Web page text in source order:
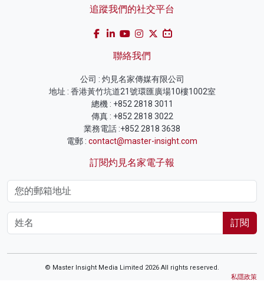
追蹤我們的社交平台
聯絡我們
公司 : 灼見名家傳媒有限公司
地址 : 香港黃竹坑道21號環匯廣場10樓1002室
總機 : +852 2818 3011
傳真 : +852 2818 3022
業務電話 :+852 2818 3638
電郵 : contact@master-insight.com
訂閱灼見名家電子報
訂閱
© Master Insight Media Limited 2026 All rights reserved.
私隱政策